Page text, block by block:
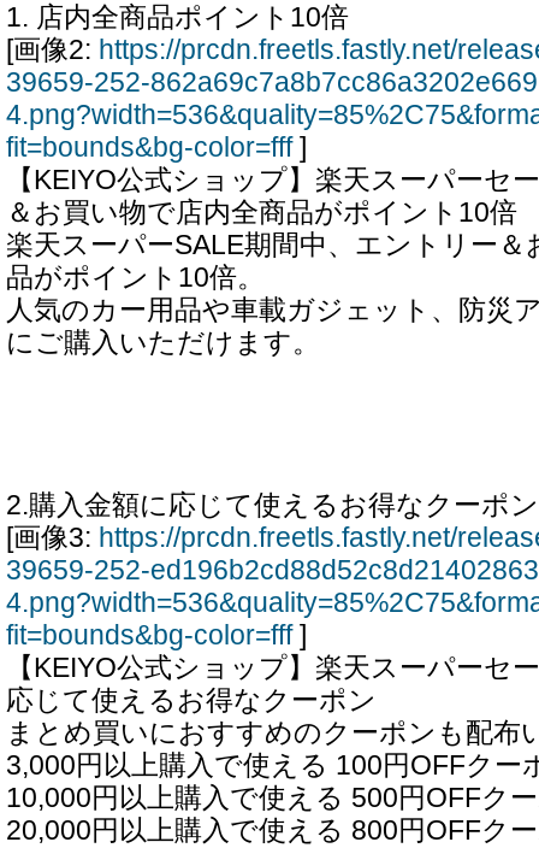
1. 店内全商品ポイント10倍
[画像2: https://prcdn.freetls.fastly.net/
39659-252-
fit=bounds&bg-color=fff]
【KEIYO公式ショップ】楽天スーパーセ
＆お買い物で店内全商品がポイント10倍
楽天スーパーSALE期間中、エントリー＆
品がポイント10倍。
人気のカー用品や車載ガジェット、防災
にご購入いただけます。
2.購入金額に応じて使えるお得なクーポン
[画像3: https://prcdn.freetls.fastly.net/
39659-252-
fit=bounds&bg-color=fff]
【KEIYO公式ショップ】楽天スーパーセ
応じて使えるお得なクーポン
まとめ買いにおすすめのクーポンも配布
3,000円以上購入で使える 100円OFFクー
10,000円以上購入で使える 500円OFFク
20,000円以上購入で使える 800円OFFク